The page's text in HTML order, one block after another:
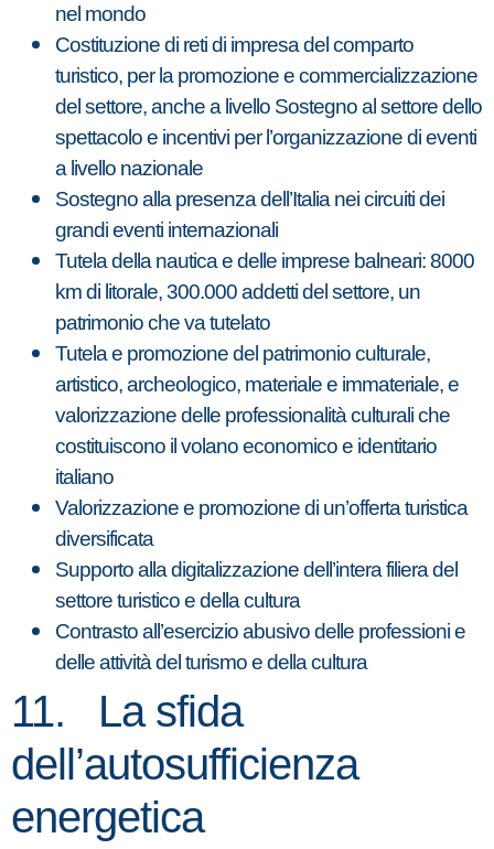
nel mondo
Costituzione di reti di impresa del comparto
turistico, per la promozione e commercializzazione
del settore, anche a livello Sostegno al settore dello
spettacolo e incentivi per l’organizzazione di eventi
a livello nazionale
Sostegno alla presenza dell’Italia nei circuiti dei
grandi eventi internazionali
Tutela della nautica e delle imprese balneari: 8000
km di litorale, 300.000 addetti del settore, un
patrimonio che va tutelato
Tutela e promozione del patrimonio culturale,
artistico, archeologico, materiale e immateriale, e
valorizzazione delle professionalità culturali che
costituiscono il volano economico e identitario
italiano
Valorizzazione e promozione di un’offerta turistica
diversificata
Supporto alla digitalizzazione dell’intera filiera del
settore turistico e della cultura
Contrasto all’esercizio abusivo delle professioni e
delle attività del turismo e della cultura
11. La sfida
dell’autosufficienza
energetica